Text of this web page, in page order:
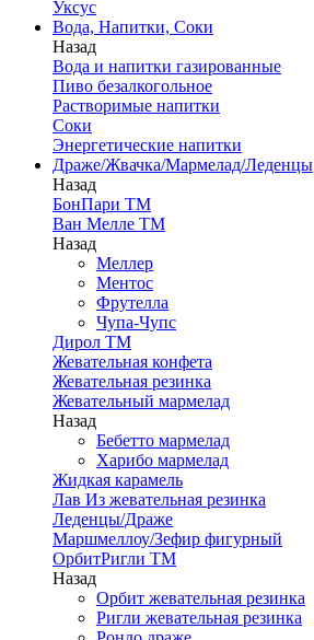
Уксус
Вода, Напитки, Соки
Назад
Вода и напитки газированные
Пиво безалкогольное
Растворимые напитки
Соки
Энергетические напитки
Драже/Жвачка/Мармелад/Леденцы
Назад
БонПари ТМ
Ван Мелле ТМ
Назад
Меллер
Ментос
Фрутелла
Чупа-Чупс
Дирол ТМ
Жевательная конфета
Жевательная резинка
Жевательный мармелад
Назад
Бебетто мармелад
Харибо мармелад
Жидкая карамель
Лав Из жевательная резинка
Леденцы/Драже
Маршмеллоу/Зефир фигурный
ОрбитРигли ТМ
Назад
Орбит жевательная резинка
Ригли жевательная резинка